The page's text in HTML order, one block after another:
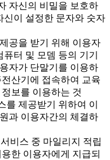
자신의 비밀을 보호하
신이 설정한 문자와 숫자
공을 받기 위해 이용자
터 및 모뎀 등의 기기
자가 단말기를 이용하
산기에 접속하여 교육
보를 이용하는 것
제공받기 위하여 이
과 이용자간의 체결하
비스 중 마일리지 적립
한 이용자에게 지급되